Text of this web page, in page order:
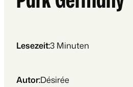
Lesezeit:3 Minuten
Autor:Désirée